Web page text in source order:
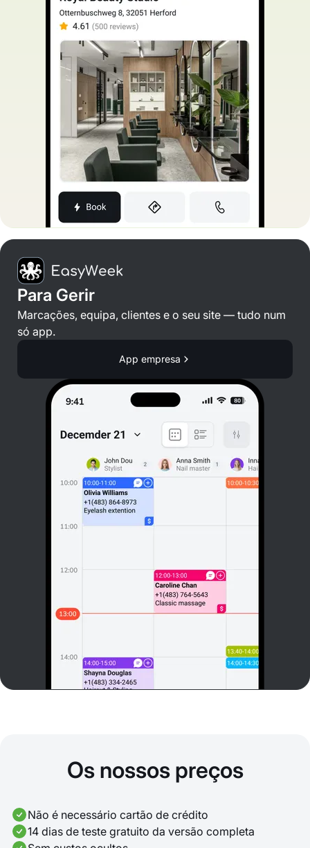
Para Gerir
Marcações, equipa, clientes e o seu site — tudo num
só app.
App empresa
Os nossos preços
Não é necessário cartão de crédito
14 dias de teste gratuito da versão completa